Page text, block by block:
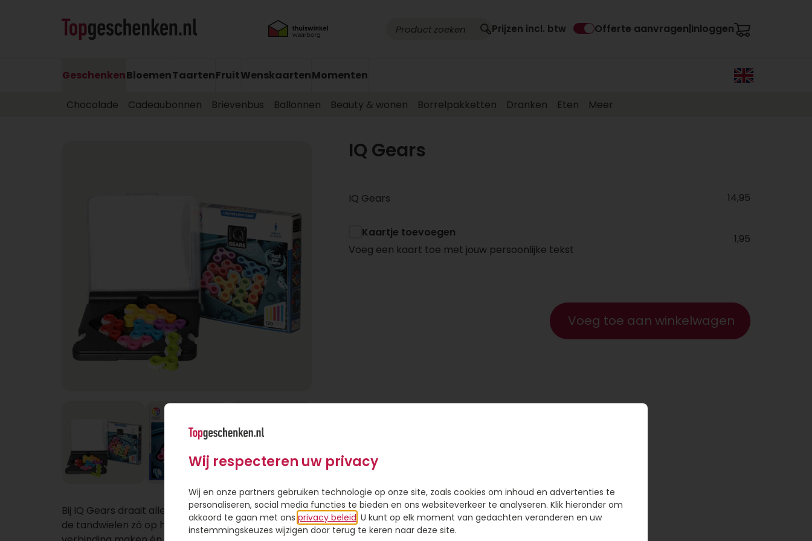
Prijzen incl. btw Offerte aanvragen Inloggen
GeschenkenBloemenTaartenFruitWenskaartenMomenten
Chocolade Cadeaubonnen Brievenbus Ballonnen Beauty & wonen Borrelpakketten Dranken Eten Meer
Bij IQ Gears draait alles (letterlijk) om logica. Plaats
de tandwielen zó op het bord dat ze correct
IQ Gears
IQ Gears 14,95
Kaartje toevoegen
Voeg een kaart toe met jouw persoonlijke tekst
1,95
Voeg toe aan winkelwagen
Wij respecteren uw privacy
Wij en onze partners gebruiken technologie op onze site, zoals cookies om inhoud en advertenties te
personaliseren, social media functies te bieden en ons websiteverkeer te analyseren. Klik hieronder om
akkoord te gaan met ons privacy beleid . U kunt op elk moment van gedachten veranderen en uw
instemmingskeuzes wijzigen door terug te keren naar deze site.